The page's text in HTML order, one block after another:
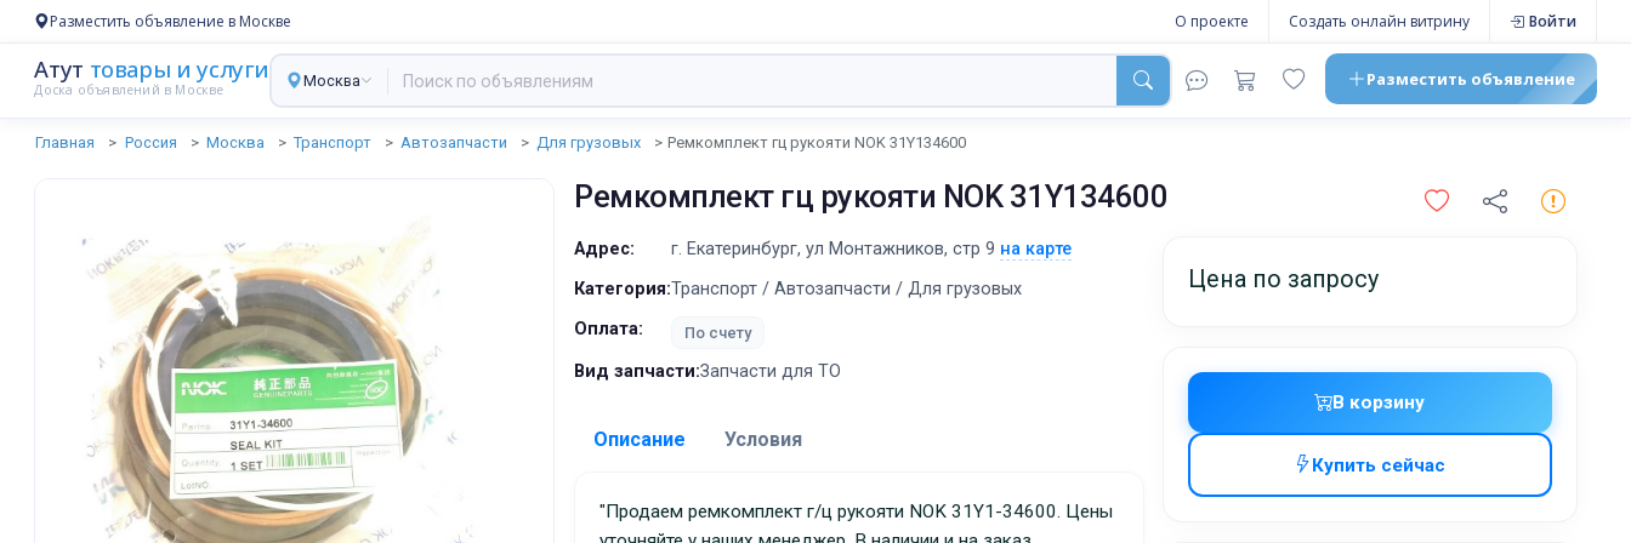
Разместить объявление в Москве О проекте Создать онлайн витрину Войти
Атут товары и услуги
Доска объявлений в Москве
Москва Разместить объявление
Главная Россия Москва Транспорт Автозапчасти Для грузовых Ремкомплект гц рукояти NOK 31Y134600
Ремкомплект гц рукояти NOK 31Y134600
Цена по запросу
В корзину
Купить сейчас
Адрес: г. Екатеринбург, ул Монтажников, стр 9 на карте
Категория:Транспорт / Автозапчасти / Для грузовых
Оплата:
По счету
Вид запчасти:Запчасти для ТО
Описание Условия
"Продаем ремкомплект г/ц рукояти NOK 31Y1-34600. Цены
Доставка: